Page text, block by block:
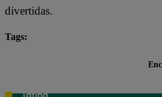
divertidas.
Tags: